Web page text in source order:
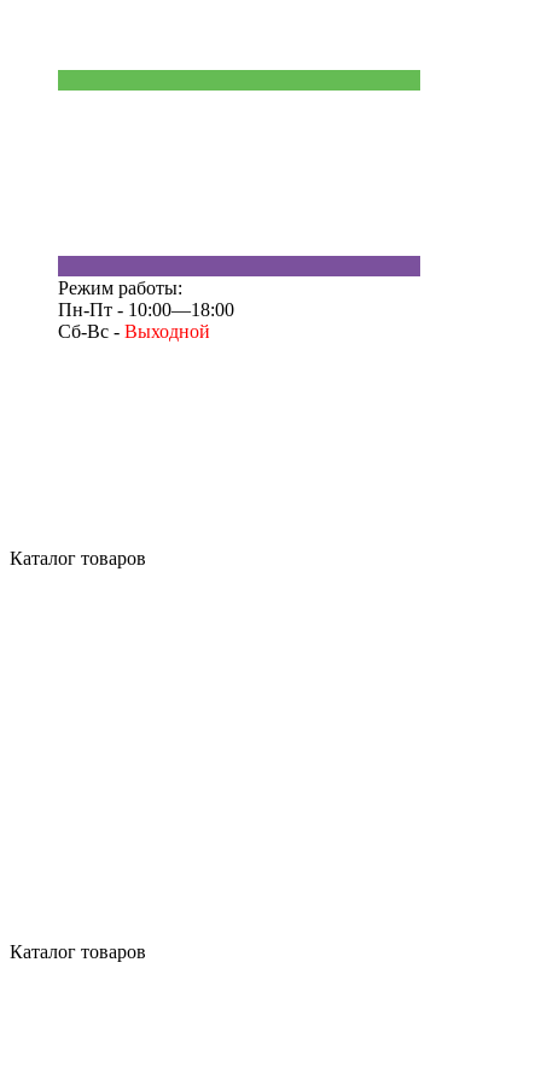
Режим работы:
Пн-Пт - 10:00—18:00
Сб-Вс - Выходной
Каталог товаров
Каталог товаров